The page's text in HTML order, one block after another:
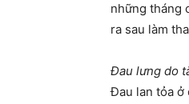
những tháng
ra sau làm
Đau lưng do
Đau lan tỏa ở